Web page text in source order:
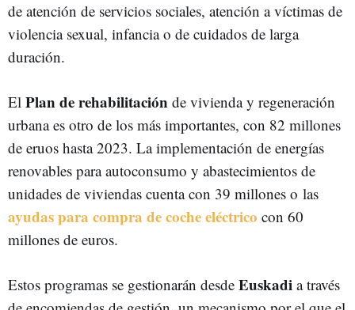
de atención de servicios sociales, atención a víctimas de
violencia sexual, infancia o de cuidados de larga
duración.
El Plan de rehabilitación de vivienda y regeneración
urbana es otro de los más importantes, con 82 millones
de eruos hasta 2023. La implementación de energías
renovables para autoconsumo y abastecimientos de
unidades de viviendas cuenta con 39 millones o las
ayudas para compra de coche eléctrico con 60
millones de euros.
Estos programas se gestionarán desde Euskadi a través